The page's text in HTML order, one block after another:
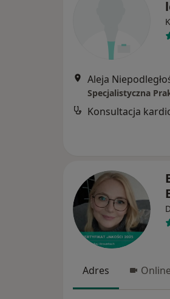
Aleja
Specjalistyczna
Konsultacja
Adres Online